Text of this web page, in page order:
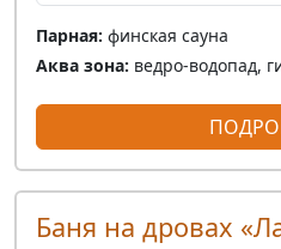
Парная: финская сауна
Аква зона: ведро-водопад,
Баня на дровах